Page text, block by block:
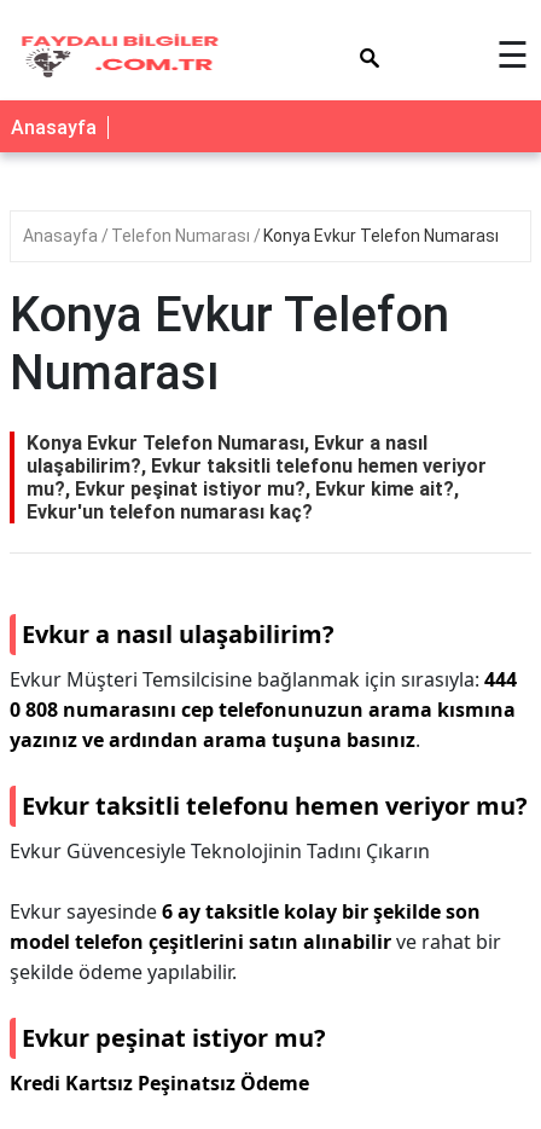
☰
Anasayfa
Anasayfa Telefon Numarası Konya Evkur Telefon Numarası
Konya Evkur Telefon
Numarası
Konya Evkur Telefon Numarası, Evkur a nasıl
ulaşabilirim?, Evkur taksitli telefonu hemen veriyor
mu?, Evkur peşinat istiyor mu?, Evkur kime ait?,
Evkur'un telefon numarası kaç?
Evkur a nasıl ulaşabilirim?
Evkur Müşteri Temsilcisine bağlanmak için sırasıyla: 444
0 808 numarasını cep telefonunuzun arama kısmına
yazınız ve ardından arama tuşuna basınız.
Evkur taksitli telefonu hemen veriyor mu?
Evkur Güvencesiyle Teknolojinin Tadını Çıkarın
Evkur sayesinde6 ay taksitle kolay bir şekilde son
model telefon çeşitlerini satın alınabilirve rahat bir
şekilde ödeme yapılabilir.
Evkur peşinat istiyor mu?
Kredi Kartsız Peşinatsız Ödeme